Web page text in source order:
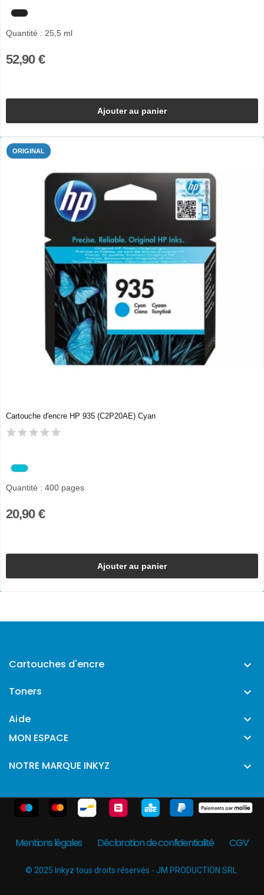
Quantité : 25,5 ml
52,90 €
Ajouter au panier
ORIGINAL
Cartouche d'encre HP 935 (C2P20AE) Cyan
Quantité : 400 pages
20,90 €
Ajouter au panier
Cartouches d'encre 
Toners 
Aide 
MON ESPACE 
NOTRE MARQUE INKYZ 
Mentions légales Déclaration de confidentialité CGV
© 2025 Inkyz tous droits réservés - JM PRODUCTION SRL